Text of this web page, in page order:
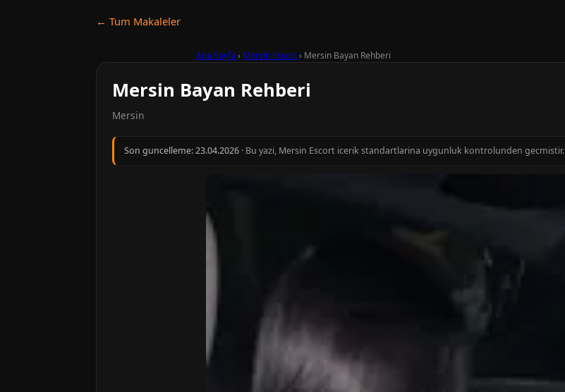
← Tum Makaleler
Ana Sayfa › Mersin Escort› Mersin Bayan Rehberi
Mersin Bayan Rehberi
Mersin
Son guncelleme:23.04.2026 · Bu yazi, Mersin Escort icerik standartlarina uygunluk kontrolunden gecmistir.